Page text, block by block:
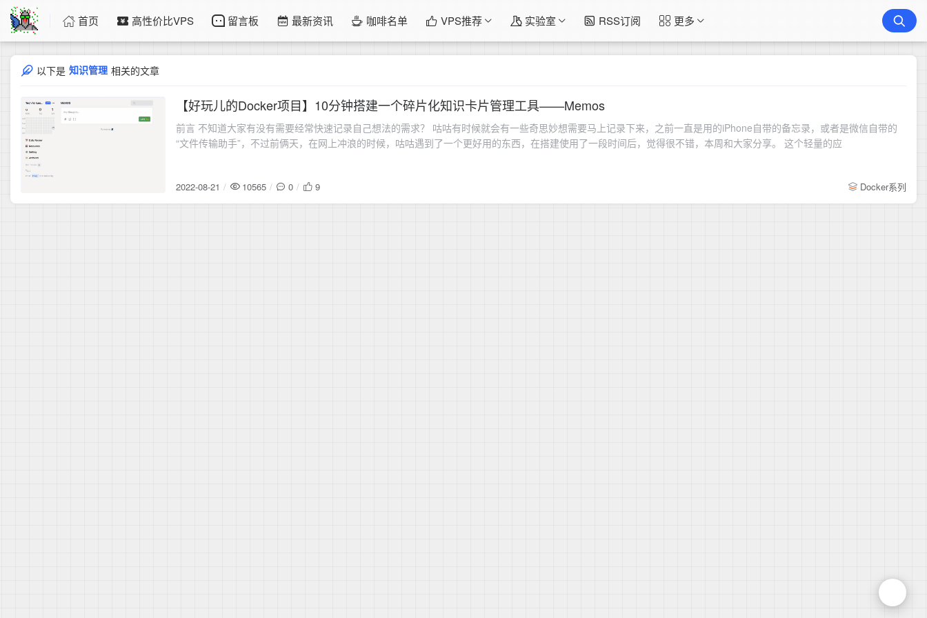
首页 高性价比VPS 留言板 最新资讯 咖啡名单 VPS推荐 实验室 RSS订阅 更多
以下是 知识管理 相关的文章
2022-08-21
【好玩儿的Docker项目】10分钟搭建一个碎片化知识卡片管理工具——Memos
前言 不知道大家有没有需要经常快速记录自己想法的需求？ 咕咕有时候就会有一些奇思妙想需要马上记录下来，之前一直是用的iPhone自带的备忘录，或者是微信自带的
“文件传输助手”，不过前俩天，在网上冲浪的时候，咕咕遇到了一个更好用的东西，在搭建使用了一段时间后，觉得很不错，本周和大家分享。 这个轻量的应
2022-08-21 10565 0 9 Docker系列